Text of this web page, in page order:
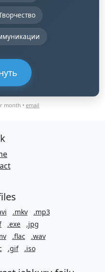
month •email
.mkv
.mp3
.exe
.jpg
.flac
.wav
.gif .iso